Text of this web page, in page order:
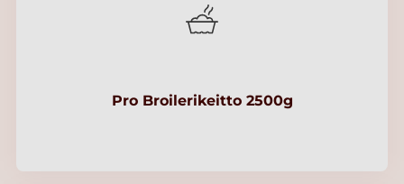
Pro Broilerikeitto 2500g